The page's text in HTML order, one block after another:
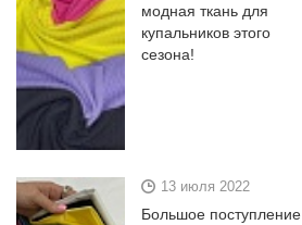
модная ткань для
купальников этого
сезона!
13 июля 2022
Большое поступление